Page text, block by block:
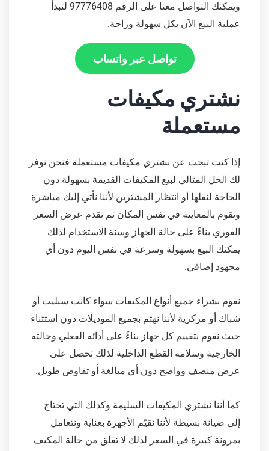
ويمكنك التواصل معنا على الرقم 97776408 لتبدأ
عملية البيع الآن بكل سهولة وراحة.
تواصل عبر واتساب
نشتري مكيفات
مستعملة
إذا كنت تبحث عن نشتري مكيفات مستعملة فنحن نوفر
لك الحل المثالي لبيع المكيفات القديمة بسهولة دون
الحاجة لنقلها أو انتظار المشترين لأننا نأتي إليك مباشرة
ونقوم بالمعاينة في نفس المكان ثم نقدم عرض السعر
الفوري بناءً على حالة الجهاز وسنة الاستخدام لذلك
يمكنك البيع بسهولة وسرعة في نفس اليوم دون أي
مجهود إضافي.
نقوم بشراء جميع أنواع المكيفات سواء كانت سبليت أو
شباك أو مركزية لأننا نهتم بجميع الموديلات دون استثناء
حيث نقوم بتقييم كل جهاز بناءً على أدائه الفعلي وحالته
الخارجية وسلامة القطع الداخلية لذلك تحصل على
عرض منصف وواضح دون أي مبالغة أو تفاوض طويل.
كما أننا نشتري المكيفات السليمة وكذلك التي تحتاج
إلى صيانة بسيطة لأننا نقيّم الأجهزة بعناية ونتعامل
بمرونة كبيرة في السعر لذلك لا تقلق من حالة المكيف